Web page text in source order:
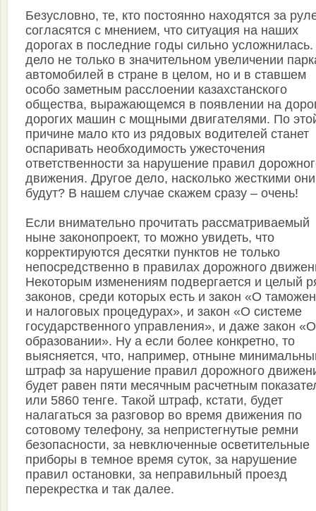
Безусловно, те, кто постоянно находятся за
согласятся с мнением, что ситуация на наших
дорогах в последние годы сильно
дело не только в значительном увеличении
автомобилей в стране в целом, но и в ставшем
особо заметным расслоении казахстанского
общества, выражающемся в появлении на
дорогих машин с мощными двигателями. По
причине мало кто из рядовых водителей станет
оспаривать необходимость ужесточения
ответственности за нарушение правил
движения. Другое дело, насколько жесткими они
будут? В нашем случае скажем сразу – очень!
Если внимательно прочитать рассматриваемый
ныне законопроект, то можно увидеть, что
корректируются десятки пунктов не только
непосредственно в правилах дорожного
Некоторым изменениям подвергается и целый
законов, среди которых есть и закон «О
и налоговых процедурах», и закон «О системе
государственного управления», и даже закон
образовании». Ну а если более конкретно, то
выясняется, что, например, отныне
штраф за нарушение правил дорожного
будет равен пяти месячным расчетным
или 5860 тенге. Такой штраф, кстати, будет
налагаться за разговор во время движения по
сотовому телефону, за непристегнутые ремни
безопасности, за невключенные осветительные
приборы в темное время суток, за нарушение
правил остановки, за неправильный проезд
перекрестка и так далее.